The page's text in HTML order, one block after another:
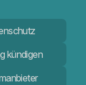
kündigen